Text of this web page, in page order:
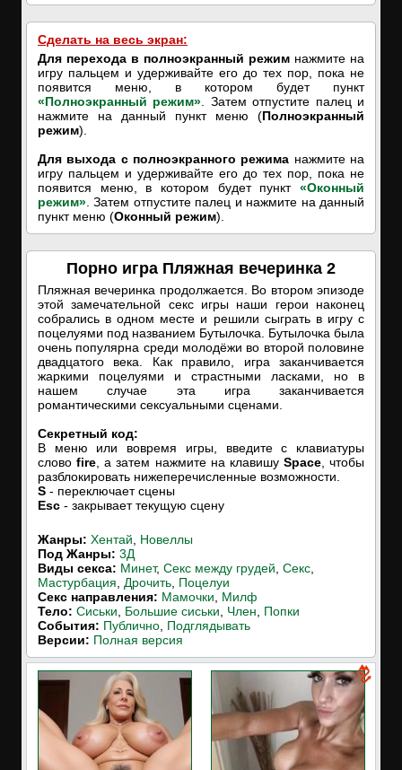
Сделать на весь экран:
Для перехода в полноэкранный режим нажмите на
игру пальцем и удерживайте его до тех пор, пока не
появится меню, в котором будет пункт
«Полноэкранный режим» . Затем отпустите палец и
нажмите на данный пункт меню (Полноэкранный
режим).
Для выхода с полноэкранного режима нажмите на
игру пальцем и удерживайте его до тех пор, пока не
появится меню, в котором будет пункт «Оконный
режим» . Затем отпустите палец и нажмите на данный
пункт меню (Оконный режим).
Порно игра Пляжная вечеринка 2
Пляжная вечеринка продолжается. Во втором эпизоде
этой замечательной секс игры наши герои наконец
собрались в одном месте и решили сыграть в игру с
поцелуями под названием Бутылочка. Бутылочка была
очень популярна среди молодёжи во второй половине
двадцатого века. Как правило, игра заканчивается
жаркими поцелуями и страстными ласками, но в
нашем случае эта игра заканчивается
романтическими сексуальными сценами.
Секретный код:
В меню или вовремя игры, введите с клавиатуры
словоfire , а затем нажмите на клавишу Space, чтобы
разблокировать нижеперечисленные возможности.
S - переключает сцены
Esc - закрывает текущую сцену
Жанры: Хентай
Новеллы
Под Жанры: 3Д
Виды секса: Минет, Секс между грудей Секс
Мастурбация
Дрочить Поцелуи
Cекс направления: Мамочки
Милф
Тело: Сиськи Большие сиськи Член
Попки
События: Публично Подглядывать
Версии: Полная версия